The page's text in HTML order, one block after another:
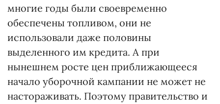
многие годы были своевременно
обеспечены топливом, они не
использовали даже половины
выделенного им кредита. А при
нынешнем росте цен приближающееся
начало уборочной кампании не может не
настораживать. Поэтому правительство и